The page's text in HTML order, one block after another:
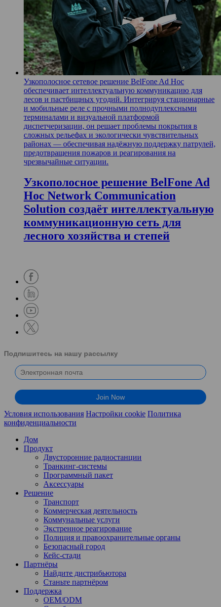
Узкополосное сетевое решение BelFone Ad Hoc
обеспечивает интеллектуальную коммуникацию для
лесов и пастбищных угодий. Интегрируя стационарные
и мобильные реле с прочными полнодуплексными
терминалами и визуальной платформой
диспетчеризации, он решает проблемы покрытия в
сложных рельефах и экологически чувствительных
районах — обеспечивая надёжную поддержку патрулей,
предотвращения пожаров и реагирования на
чрезвычайные ситуации.
Узкополосное решение BelFone Ad
Hoc Network Communication
Solution создаёт интеллектуальную
коммуникационную сеть для
лесного хозяйства и степей
Подпишитесь на нашу рассылку
Условия использования Настройки cookie Политика
конфиденциальности
Дом
Продукт
Двусторонние радиостанции
Транкинг-системы
Программный пакет
Аксессуары
Решение
Транспорт
Коммерческая деятельность
Коммунальные услуги
Экстренное реагирование
Полиция и правоохранительные органы
Безопасный город
Кейс-стади
Партнёры
Найдите дистрибьютора
Станьте партнёром
Поддержка
OEM/ODM